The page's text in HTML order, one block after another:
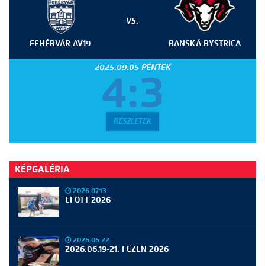
FEHÉRVÁR AV19
VS.
BANSKÁ BYSTRICA
2025.09.05 PÉNTEK
4:3
RÉSZLETEK
KÉPGALÉRIA
2026.07.13.
EFOTT 2026
2026.06.22.
2026.06.19-21. FEZEN 2026